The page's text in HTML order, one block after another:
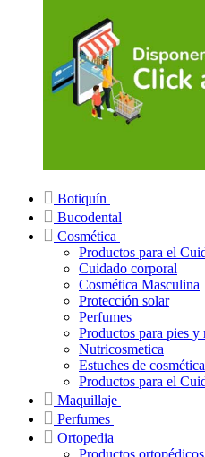
Botiquín
Bucodental
Cosmética
Productos para el
Cuidado corporal
Cosmética Masculina
Protección solar
Perfumes
Productos para pies y
Nutricosmetica
Estuches de cosmética
Productos para el
Maquillaje
Perfumes
Ortopedia
Productos